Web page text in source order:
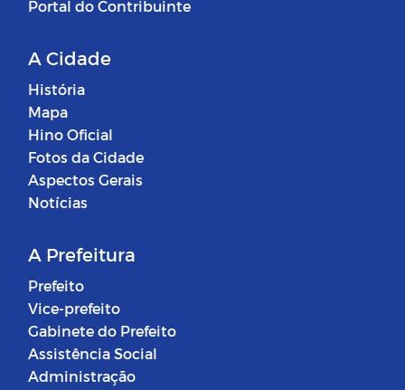
Portal do Contribuinte
A Cidade
História
Mapa
Hino Oficial
Fotos da Cidade
Aspectos Gerais
Notícias
A Prefeitura
Prefeito
Vice-prefeito
Gabinete do Prefeito
Assistência Social
Administração